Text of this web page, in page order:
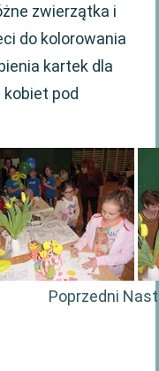
zwierzątka i
do kolorowania
kartek dla
pod
Poprzedni